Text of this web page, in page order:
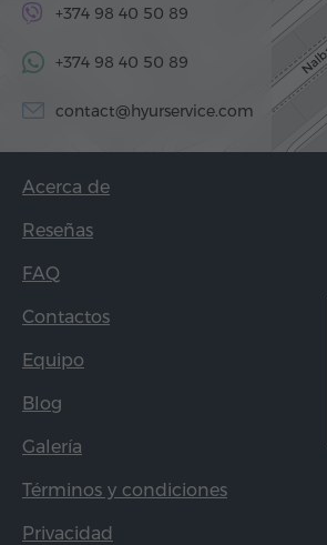
+374 98 40 50 89
+374 98 40 50 89
contact@hyurservice.com
Acerca de
Reseñas
FAQ
Contactos
Equipo
Blog
Galería
Términos y condiciones
Privacidad